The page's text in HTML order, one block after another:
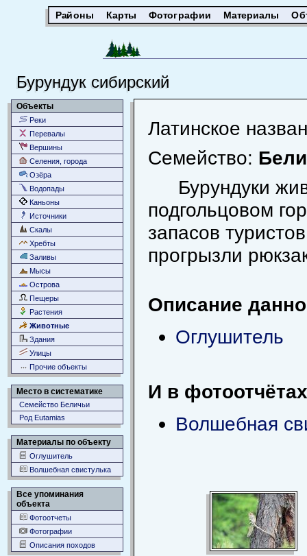
Районы Карты Фотографии Материалы
Бурундук сибирский
Объекты
Реки
Перевалы
Вершины
Селения, города
Озёра
Водопады
Каньоны
Источники
Скалы
Хребты
Заливы
Мысы
Острова
Пещеры
Растения
Животные
Здания
Улицы
Прочие объекты
Место в систематике
Семейство Беличьи
Род Eutamias
Материалы по объекту
Оглушитель
Волшебная свистулька
Все упоминания
объекта
Фотоотчеты
Фотографии
Описания походов
Латинское
Семейство:
Бурундуки
подгольцовом
запасов
прогрызли
Описание
Оглушитель
И в
Волшебная